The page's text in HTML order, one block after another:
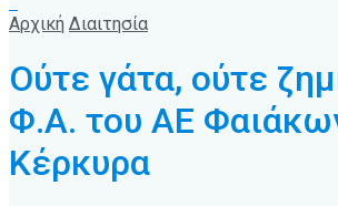
Αρχική Διαιτησία
Ούτε γάτα, ούτε
Φ.Α. του ΑΕ
Κέρκυρα